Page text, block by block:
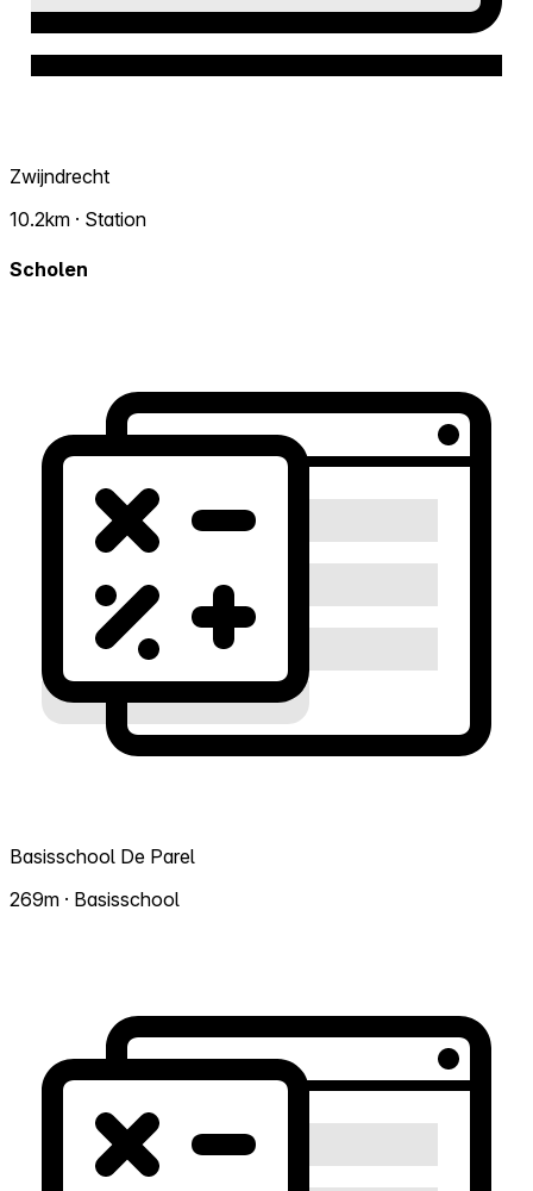
Zwijndrecht
10.2km · Station
Scholen
Basisschool De Parel
269m · Basisschool